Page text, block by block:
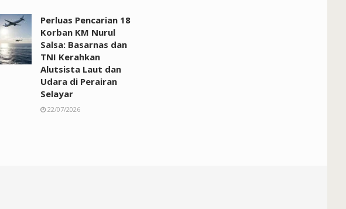
Perluas Pencarian 18
Korban KM Nurul
Salsa: Basarnas dan
TNI Kerahkan
Alutsista Laut dan
Udara di Perairan
Selayar
22/07/2026